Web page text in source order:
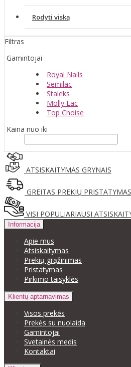
Rodyti viską
Filtras
Gamintojai
Royal Nails
Semilac
Staleks
Molly Lac
Top Choise
Kaina nuo iki
ATSISKAITYMAS GRYNAIS
GREITAS PREKIŲ PRISTATYMAS
VISI POPULIARIAUSI
Informacija
Apie mus
Atsiskaitymas
Prekių grąžinimas
Pristatymas
Pirkimo taisyklės
Klientų aptarnavimas
Visos prekės
Prekės su nuolaida
Gamintojai
Svetainės medis
Kontaktai